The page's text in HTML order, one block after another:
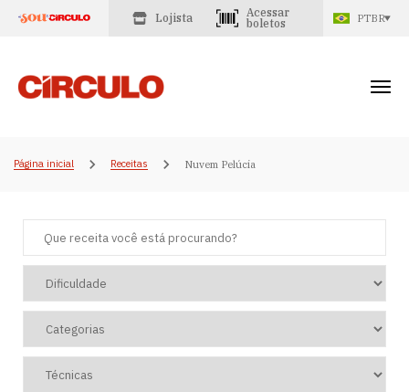
Lojista
Acessar
boletos
PTBR
Página inicial Receitas Nuvem Pelúcia